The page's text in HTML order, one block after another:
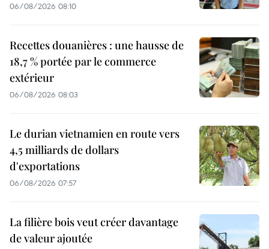
06/08/2026 08:10
Recettes douanières : une hausse de
18,7 % portée par le commerce
extérieur
06/08/2026 08:03
Le durian vietnamien en route vers
4,5 milliards de dollars
d'exportations
06/08/2026 07:57
La filière bois veut créer davantage
de valeur ajoutée